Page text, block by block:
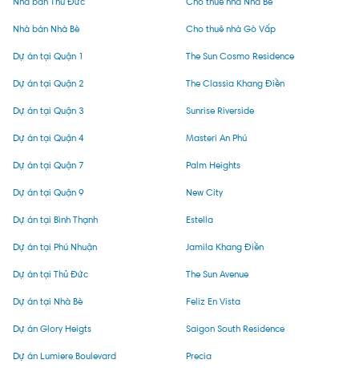
Nhà bán Nhà Bè Cho thuê nhà Gò Vấp
Dự án tại Quận 1
Dự án tại Quận 2
Dự án tại Quận 3
Dự án tại Quận 4
Dự án tại Quận 7
Dự án tại Quận 9
Dự án tại Bình Thạnh
Dự án tại Phú Nhuận
Dự án tại Thủ Đức
Dự án tại Nhà Bè
Dự án Glory Heigts
Dự án Lumiere Boulevard
The Sun Cosmo Residence
The Classia Khang Điền
Sunrise Riverside
Masteri An Phú
Palm Heights
New City
Estella
Jamila Khang Điền
The Sun Avenue
Feliz En Vista
Saigon South Residence
Precia